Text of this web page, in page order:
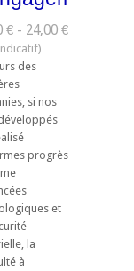
€ - 24,00 €
des
si nos
progrès
et
la
à